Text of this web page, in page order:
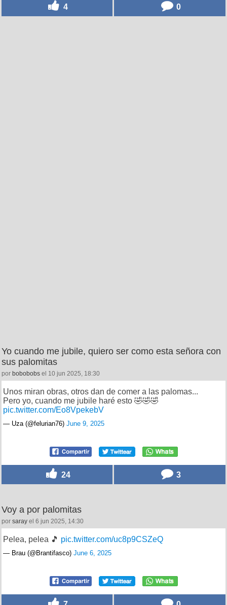
4 0
Yo cuando me jubile, quiero ser como esta señora con
sus palomitas
por bobobobs el 10 jun 2025, 18:30
Unos miran obras, otros dan de comer a las palomas...
Pero yo, cuando me jubile haré esto 🤣🤣🤣
pic.twitter.com/Eo8VpekebV
— Uza (@felurian76) June 9, 2025
24 3
Voy a por palomitas
por saray el 6 jun 2025, 14:30
Pelea, pelea 🎵 pic.twitter.com/uc8p9CSZeQ
— Brau (@Brantifasco) June 6, 2025